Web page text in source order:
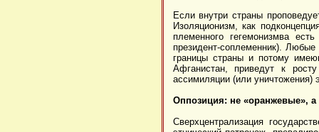
Если внутри страны
Изоляционизм, как
племенного гегемонизмва
президент-соплеменник).
границы страны и потому
Афганистан, приведут к
ассимиляции (или уничтожения)
Оппозиция: не «оранжевые»,
Сверхцентрализация